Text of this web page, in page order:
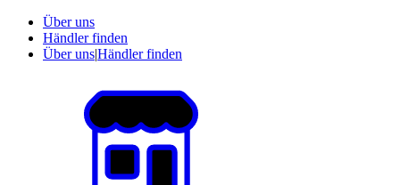
Über uns
Händler finden
Über uns|Händler finden